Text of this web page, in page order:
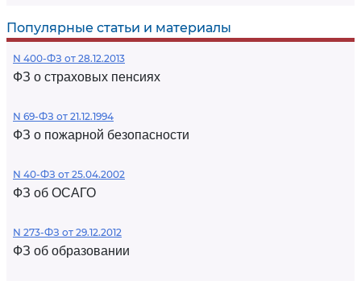
Популярные статьи и материалы
N 400-ФЗ от 28.12.2013
ФЗ о страховых пенсиях
N 69-ФЗ от 21.12.1994
ФЗ о пожарной безопасности
N 40-ФЗ от 25.04.2002
ФЗ об ОСАГО
N 273-ФЗ от 29.12.2012
ФЗ об образовании